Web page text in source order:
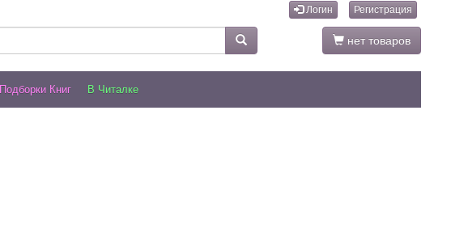
Логин Регистрация
нет товаров
Подборки Книг В Читалке